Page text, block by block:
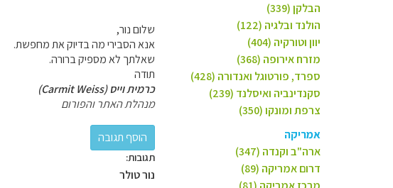
הבלקן (339)
הולנד ובלגיה (122)
יוון וטורקיה (404)
מזרח אירופה (368)
ספרד, פורטוגל ואנדורה (428)
סקנדינביה ואיסלנד (239)
צרפת ומונקו (350)
אמריקה
ארה"ב וקנדה (347)
דרום אמריקה (89)
שלום נור,
אנא הסבירי מה בדיוק את מחפשת.
שאלתך לא מספיק ברורה.
תודה
כרמית וייס (Carmit Weiss)
מנהלת האתר והפורום
תגובות:
נור טולר